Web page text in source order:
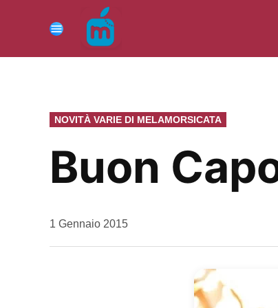
contenuto
Menu
PUBBLICATO
IN
NOVITÀ VARIE DI MELAMORSICATA
Buon
da
1 Gennaio 2015